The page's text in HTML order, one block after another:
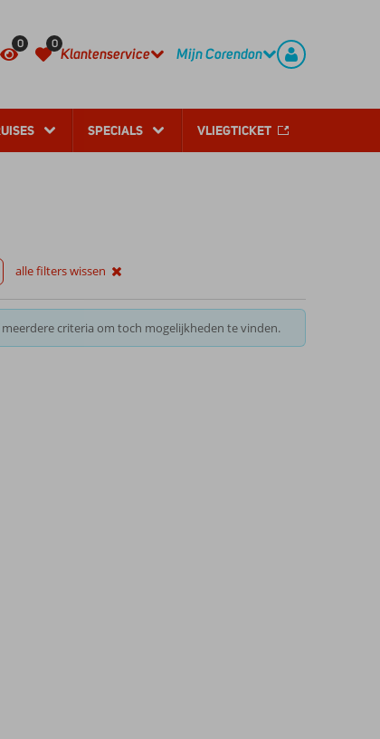
0 0
Klantenservice Mijn Corendon
SPECIALS VLIEGTICKET
alle filters wissen
criteria om toch mogelijkheden te vinden.